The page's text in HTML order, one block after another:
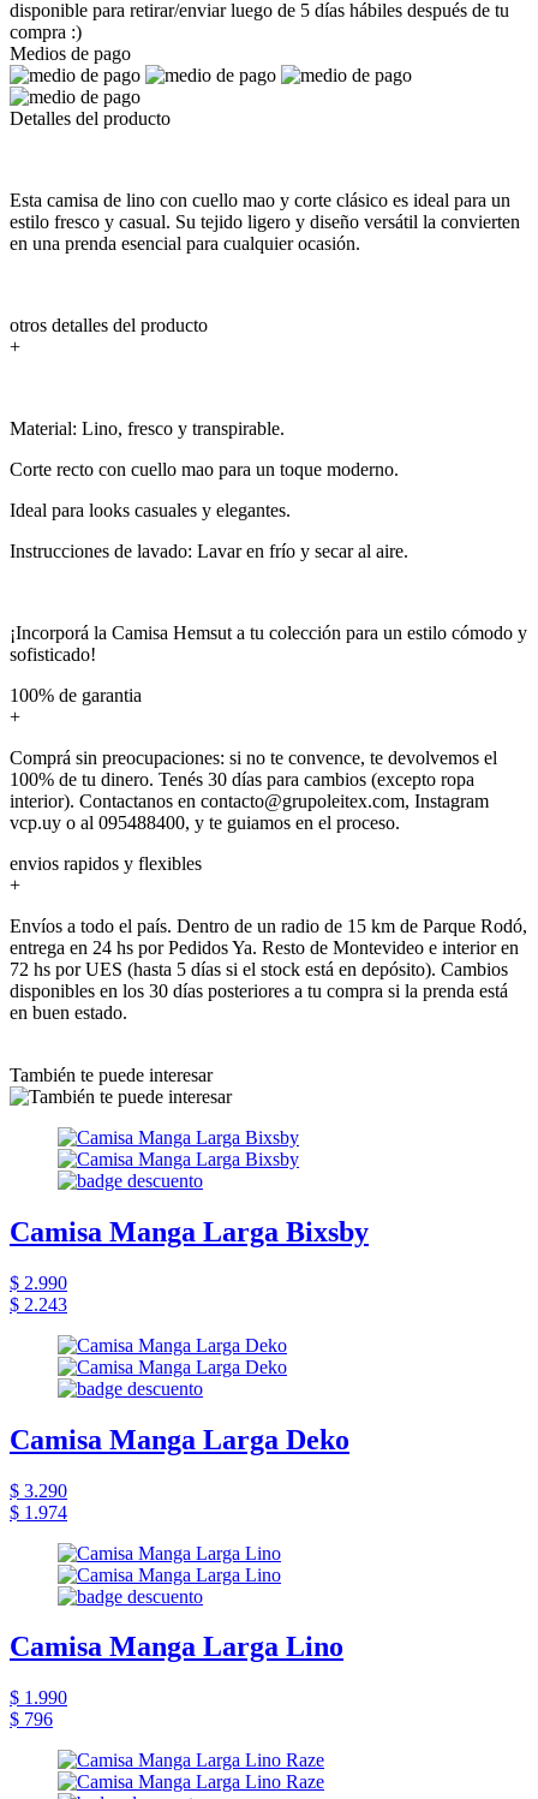
disponible para retirar/enviar luego de 5 días hábiles después de tu
compra :)
Medios de pago
Detalles del producto
Esta camisa de lino con cuello mao y corte clásico es ideal para un
estilo fresco y casual. Su tejido ligero y diseño versátil la convierten
en una prenda esencial para cualquier ocasión.
otros detalles del producto
+
Material: Lino, fresco y transpirable.
Corte recto con cuello mao para un toque moderno.
Ideal para looks casuales y elegantes.
Instrucciones de lavado: Lavar en frío y secar al aire.
¡Incorporá la Camisa Hemsut a tu colección para un estilo cómodo y
sofisticado!
100% de garantia
+
Comprá sin preocupaciones: si no te convence, te devolvemos el
100% de tu dinero. Tenés 30 días para cambios (excepto ropa
interior). Contactanos en contacto@grupoleitex.com, Instagram
vcp.uy o al 095488400, y te guiamos en el proceso.
envios rapidos y flexibles
+
Envíos a todo el país. Dentro de un radio de 15 km de Parque Rodó,
entrega en 24 hs por Pedidos Ya. Resto de Montevideo e interior en
72 hs por UES (hasta 5 días si el stock está en depósito). Cambios
disponibles en los 30 días posteriores a tu compra si la prenda está
en buen estado.
También te puede interesar
Camisa Manga Larga Bixsby
$ 2.990
$ 2.243
Camisa Manga Larga Deko
$ 3.290
$ 1.974
Camisa Manga Larga Lino
$ 1.990
$ 796